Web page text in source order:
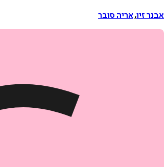
אבנר זיו,אריה סובר